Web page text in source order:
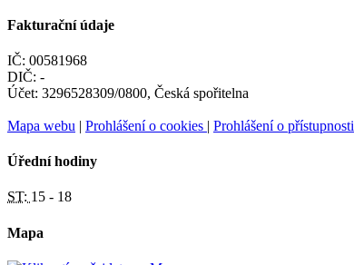
Fakturační údaje
IČ: 00581968
DIČ: -
Účet: 3296528309/0800, Česká spořitelna
Mapa webu | Prohlášení o cookies | Prohlášení o přístupnosti
Úřední hodiny
ST: 15 - 18
Mapa